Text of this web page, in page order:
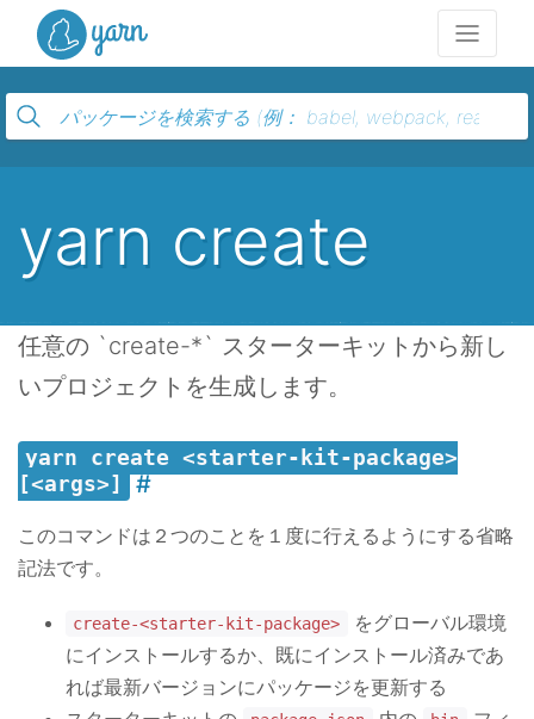
yarn create
任意の `create-*` スターターキットから新し
いプロジェクトを生成します。
yarn create <starter-kit-package>
[<args>]
このコマンドは２つのことを１度に行えるようにする省略
記法です。
create-<starter-kit-package>
をグローバル環境
にインストールするか、既にインストール済みであ
れば最新バージョンにパッケージを更新する